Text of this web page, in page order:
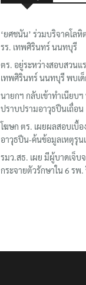
‘ยศชนัน’ ร่วมบริจาคโลหิ
รร. เทพศิรินทร์ นนทบุรี
ตร. อยู่ระหว่างสอบสวนแร
เทพศิรินทร์ นนทบุรี พบเด็
นายกฯ กลับเข้าทำเนียบ
ปราบปรามอาวุธปืนเถื่อน
โฆษก ตร. เผยผลสอบเบื้
อาวุธปืน-ค้นข้อมูลเหตุรุน
รมว.สธ. เผย มีผู้บาดเจ็บจ
กระจายตัวรักษาใน 6 รพ.